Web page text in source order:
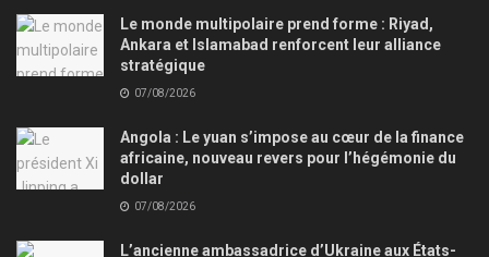
Le monde multipolaire prend forme : Riyad,
Ankara et Islamabad renforcent leur alliance
stratégique
07/08/2026
Angola : Le yuan s’impose au cœur de la finance
africaine, nouveau revers pour l’hégémonie du
dollar
07/08/2026
L’ancienne ambassadrice d’Ukraine aux États-